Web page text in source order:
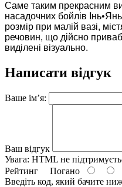
Саме таким прекрасним
насадочних бойлів
розмір при малій вазі,
речовин, що дійсно
виділені візуально.
Написати відгук
Ваше ім’я:
Ваш відгук
Увага: HTML не
Рейтинг Погано
Введіть код, який бачите